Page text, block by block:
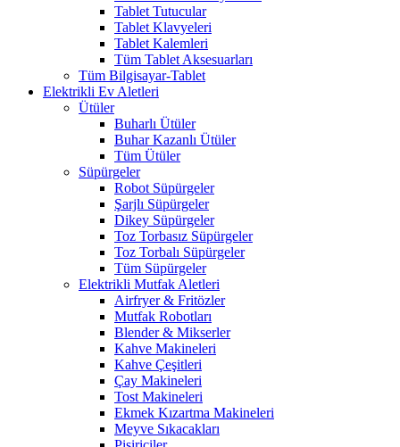
Tablet Tutucular
Tablet Klavyeleri
Tablet Kalemleri
Tüm Tablet Aksesuarları
Tüm Bilgisayar-Tablet
Elektrikli Ev Aletleri
Ütüler
Buharlı Ütüler
Buhar Kazanlı Ütüler
Tüm Ütüler
Süpürgeler
Robot Süpürgeler
Şarjlı Süpürgeler
Dikey Süpürgeler
Toz Torbasız Süpürgeler
Toz Torbalı Süpürgeler
Tüm Süpürgeler
Elektrikli Mutfak Aletleri
Airfryer & Fritözler
Mutfak Robotları
Blender & Mikserler
Kahve Makineleri
Kahve Çeşitleri
Çay Makineleri
Tost Makineleri
Ekmek Kızartma Makineleri
Meyve Sıkacakları